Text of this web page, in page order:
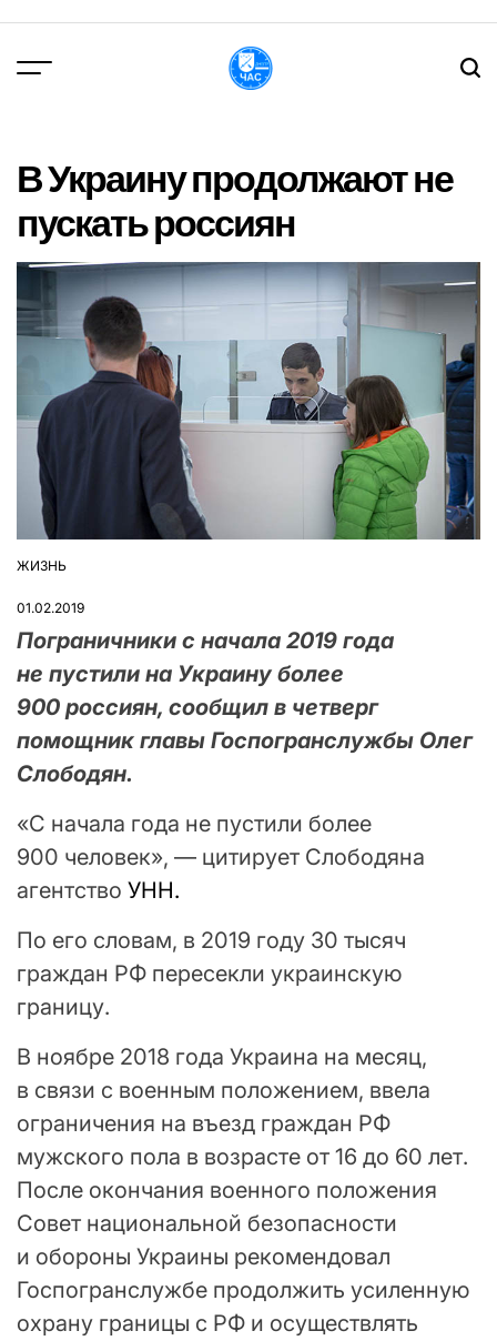
вмісту
В Украину продолжают не
пускать россиян
ОПУБЛІКУВАТИ
ЖИЗНЬ
01.02.2019
Пограничники с начала 2019 года
не пустили на Украину более
900 россиян, сообщил в четверг
помощник главы Госпогранслужбы Олег
Слободян.
«С начала года не пустили более
900 человек», — цитирует Слободяна
агентство УНН.
По его словам, в 2019 году 30 тысяч
граждан РФ пересекли украинскую
границу.
В ноябре 2018 года Украина на месяц,
в связи с военным положением, ввела
ограничения на въезд граждан РФ
мужского пола в возрасте от 16 до 60 лет.
После окончания военного положения
Совет национальной безопасности
и обороны Украины рекомендовал
Госпогранслужбе продолжить усиленную
охрану границы с РФ и осуществлять